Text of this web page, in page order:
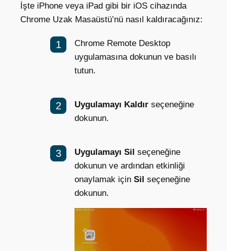
İşte iPhone veya iPad gibi bir iOS cihazında
Chrome Uzak Masaüstü’nü nasıl kaldıracağınız:
Chrome Remote Desktop
uygulamasına dokunun ve basılı
tutun.
Uygulamayı Kaldır seçeneğine
dokunun.
Uygulamayı Sil seçeneğine
dokunun ve ardından etkinliği
onaylamak için Sil seçeneğine
dokunun.